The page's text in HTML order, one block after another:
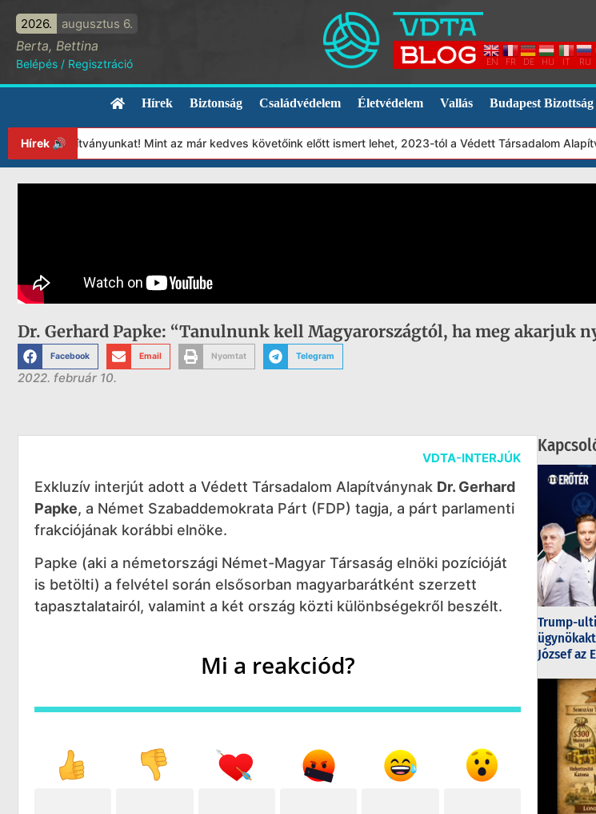
2026. augusztus 6.
Berta, Bettina
Belépés / Regisztráció EN FR DE HU IT RU
Hírek Biztonság Családvédelem Életvédelem Vallás Budapest Bizottság
Hírek 🔊
Alapítványunkat! Mint az már kedves követőink előtt ismert lehet, 2023-tól a Védett Társadalom
Dr. Gerhard Papke: “Tanulnunk kell Magyarországtól, ha meg akarjuk
Facebook Email Nyomtat Telegram
2022. február 10.
VDTA-INTERJÚK
Exkluzív interjút adott a Védett Társadalom Alapítványnak Dr. Gerhard
Papke, a Német Szabaddemokrata Párt (FDP) tagja, a párt parlamenti
frakciójának korábbi elnöke.
Papke (aki a németországi Német-Magyar Társaság elnöki pozícióját
is betölti) a felvétel során elsősorban magyarbarátként szerzett
tapasztalatairól, valamint a két ország közti különbségekről beszélt.
Mi a reakciód?
Trump-
József az